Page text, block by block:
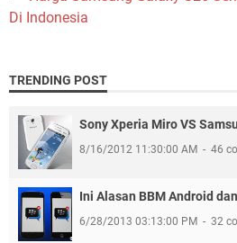
Di Indonesia
TRENDING POST
Sony Xperia Miro VS
8/16/2012 11:30:00 AM 46
Ini Alasan BBM Android
6/28/2013 03:13:00 PM 32